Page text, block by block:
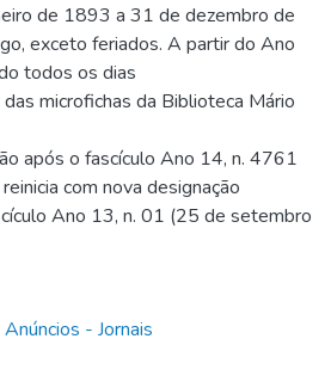
de 1893 a 31 de dezembro de
exceto feriados. A partir do Ano
todos os dias
microfichas da Biblioteca Mário
após o fascículo Ano 14, n. 4761
com nova designação
Ano 13, n. 01 (25 de setembro
Anúncios - Jornais